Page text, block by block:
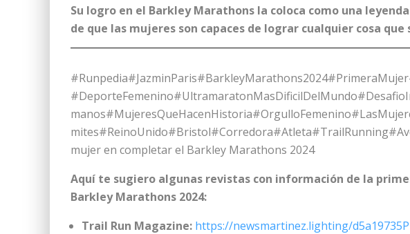
Su logro en el Barkley Marathons la coloca como una
de que las mujeres son capaces de lograr cualquier cosa que
mujer en completar el Barkley Marathons 2024
Aquí te sugiero algunas revistas con información de la
Barkley Marathons 2024:
Trail Run Magazine: https://newsmartinez.lighting/